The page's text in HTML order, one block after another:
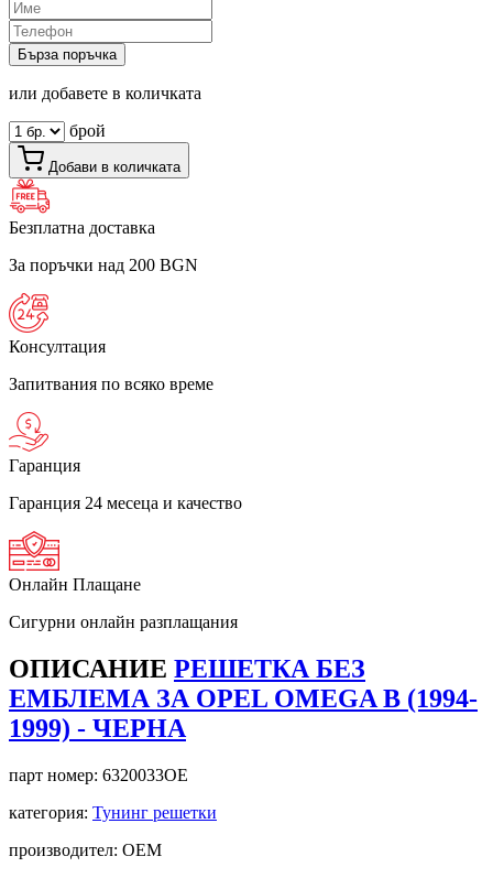
Бърза поръчка
или добавете в количката
брой
Добави в количката
Безплатна доставка
За поръчки над 200 BGN
Консултация
Запитвания по всяко време
Гаранция
Гаранция 24 месеца и качество
Онлайн Плащане
Сигурни онлайн разплащания
ОПИСАНИЕ РЕШЕТКА БЕЗ
ЕМБЛЕМА ЗА OPEL OMEGA B (1994-
1999) - ЧЕРНА
парт номер: 6320033OE
категория: Тунинг решетки
производител: OEM